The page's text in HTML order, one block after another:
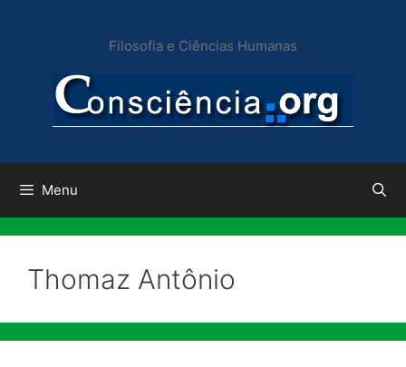
conteúdo
Filosofia e Ciências Humanas
Menu
Thomaz Antônio